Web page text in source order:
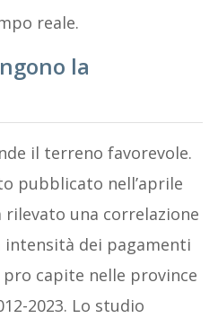
reale.
la
il terreno favorevole.
pubblicato nell’aprile
rilevato una correlazione
dei pagamenti
capite nelle province
2023. Lo studio